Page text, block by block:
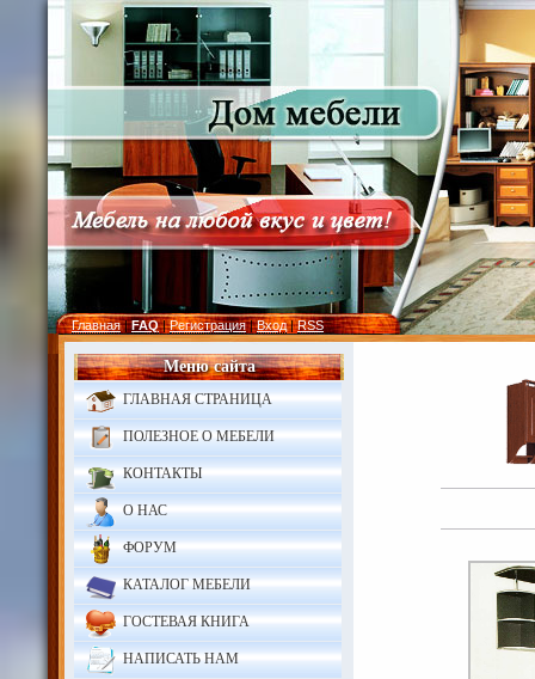
Главная|FAQ|Регистрация|Вход|RSS
Меню сайта
ГЛАВНАЯ СТРАНИЦА
ПОЛЕЗНОЕ О МЕБЕЛИ
КОНТАКТЫ
О НАС
ФОРУМ
КАТАЛОГ МЕБЕЛИ
ГОСТЕВАЯ КНИГА
НАПИСАТЬ НАМ